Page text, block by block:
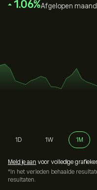
‎1.06‎ Afgelopen maand
1D 1W 1M
Meld je aan voor volledige
*In het verleden behaalde
resultaten.